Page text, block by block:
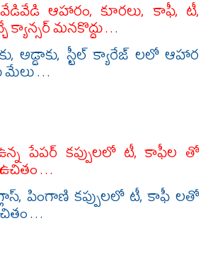
వేడివేడి ఆహారం, కూరలు, కాఫీ, టీ,
మనకొద్దు . ..
అడ్డాకు, స్టీల్ క్యారేజ్ లలో ఆహార
. . .
పేపర్ కప్పులలో టీ, కాఫీల తో
. . .
గ్లాస్, పింగాణి కప్పులలో టీ, కాఫీ లతో
. . .